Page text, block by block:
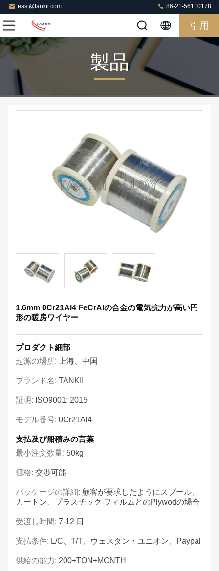
east@tankii.com 86-21-56110178
引用
製品
1.6mm 0Cr21Al4 FeCrAlの合金の電気抗力が高い円
形の暖房ワイヤー
プロダクト細部
起源の場所: 上海、中国
ブランド名: TANKII
証明: ISO9001: 2015
モデル番号: 0Cr21Al4
支払及び船積みの言葉
最小注文数量: 50kg
価格: 交渉可能
パッケージの詳細: 顧客が要求したようにスプール、
カートン、プラスチック フィルムとのplywodの場合
受渡し時間: 7-12 日
支払条件: L/C、T/T、ウェスタン・ユニオン、Paypal
供給の能力: 200+TON+MONTH